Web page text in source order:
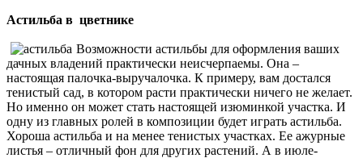
Астильба в цветнике
Возможности астильбы для оформления ваших
дачных владений практически неисчерпаемы. Она –
настоящая палочка-выручалочка. К примеру, вам достался
тенистый сад, в котором расти практически ничего не желает.
Но именно он может стать настоящей изюминкой участка. И
одну из главных ролей в композиции будет играть астильба.
Хороша астильба и на менее тенистых участках. Ее ажурные
листья – отличный фон для других растений. А в июле-